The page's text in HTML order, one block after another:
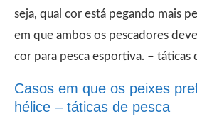
seja, qual cor está pegando mais
em que ambos os pescadores
cor para pesca esportiva. – táticas
Casos em que os peixes
hélice – táticas de pesca